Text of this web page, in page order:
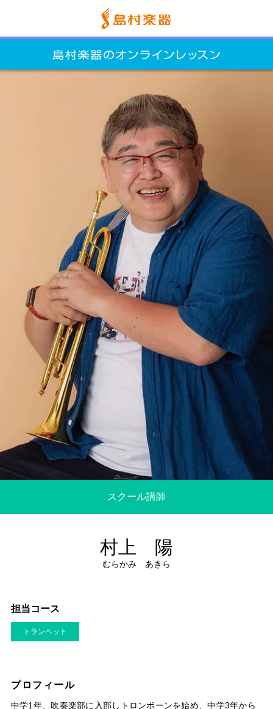
スクール講師
村上 陽
むらかみ あきら
担当コース
トランペット
プロフィール
中学1年、吹奏楽部に入部しトロンボーンを始め、中学3年から